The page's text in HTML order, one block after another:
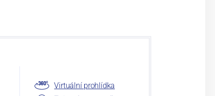
Virtuální prohlídka